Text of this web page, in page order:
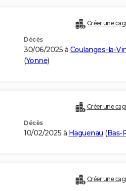
Créer une
Décès
30/06/2025 à Coulanges-la-
(Yonne)
Créer une
Décès
10/02/2025 à Haguenau (Bas-
Créer une